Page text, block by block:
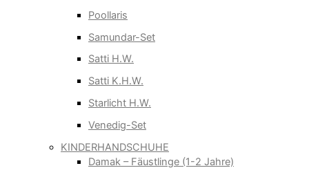
Poollaris
Samundar-Set
Satti H.W.
Satti K.H.W.
Starlicht H.W.
Venedig-Set
KINDERHANDSCHUHE
Damak – Fäustlinge (1-2 Jahre)